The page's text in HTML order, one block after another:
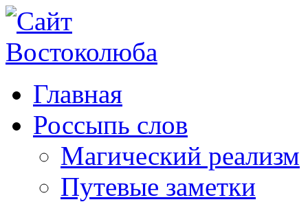
Главная
Россыпь слов
Магический реализм
Путевые заметки